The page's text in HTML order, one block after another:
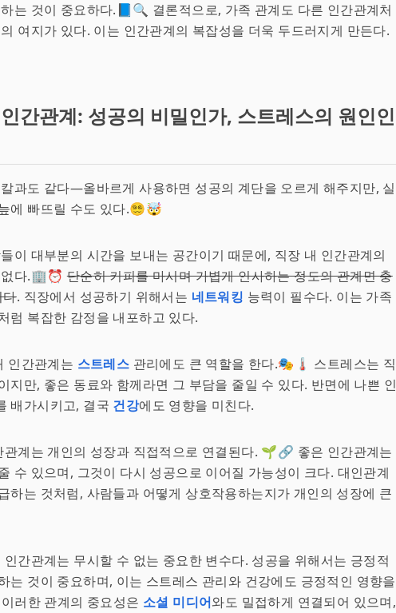
는 것이 중요하다.📘🔍 결론적으로, 가족 관계도 다른 인간관계처
여지가 있다. 이는 인간관계의 복잡성을 더욱 두드러지게 만든다.
간관계: 성공의 비밀인가, 스트레스의 원인인
과도 같다—올바르게 사용하면 성공의 계단을 오르게 해주지만, 실
에 빠뜨릴 수도 있다.😵‍💫🤯
이 대부분의 시간을 보내는 공간이기 때문에, 직장 내 인간관계의
없다.🏢⏰단순히 커피를 마시며 가볍게 인사하는 정도의 관계면 충
다. 직장에서 성공하기 위해서는 네트워킹 능력이 필수다. 이는 가족
럼 복잡한 감정을 내포하고 있다.
인간관계는 스트레스 관리에도 큰 역할을 한다.🎭🌡 스트레스는 직
지만, 좋은 동료와 함께라면 그 부담을 줄일 수 있다. 반면에 나쁜 인
배가시키고, 결국 건강에도 영향을 미친다.
관계는 개인의 성장과 직접적으로 연결된다. 🌱🔗 좋은 인간관계는
수 있으며, 그것이 다시 성공으로 이어질 가능성이 크다. 대인관계
하는 것처럼, 사람들과 어떻게 상호작용하는지가 개인의 성장에 큰
인간관계는 무시할 수 없는 중요한 변수다. 성공을 위해서는 긍정적
는 것이 중요하며, 이는 스트레스 관리와 건강에도 긍정적인 영향을
러한 관계의 중요성은 소셜 미디어와도 밀접하게 연결되어 있으며,